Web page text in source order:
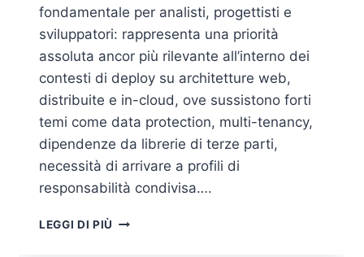
fondamentale per analisti, progettisti e
sviluppatori: rappresenta una priorità
assoluta ancor più rilevante all’interno dei
contesti di deploy su architetture web,
distribuite e in-cloud, ove sussistono forti
temi come data protection, multi-tenancy,
dipendenze da librerie di terze parti,
necessità di arrivare a profili di
responsabilità condivisa….
LEGGI DI PIÙ JAVA